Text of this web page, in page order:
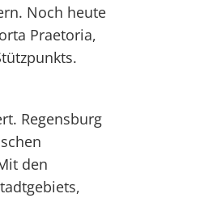
Noch heute
Praetoria,
Regensburg
den